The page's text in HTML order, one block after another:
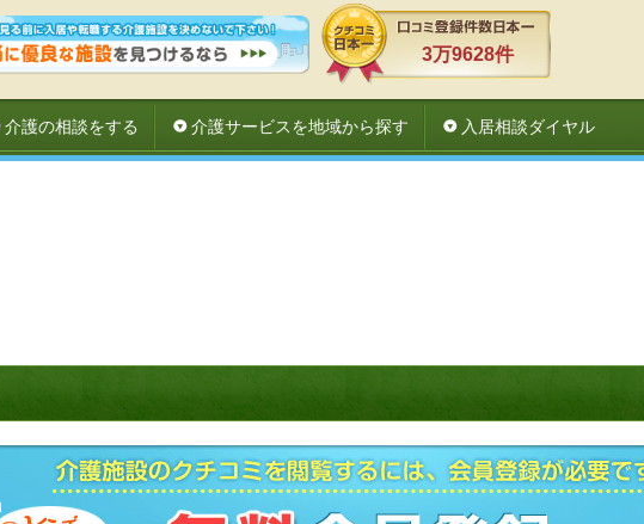
3万9628件
介護の相談をする 介護サービスを地域から探す 入居相談ダイヤル